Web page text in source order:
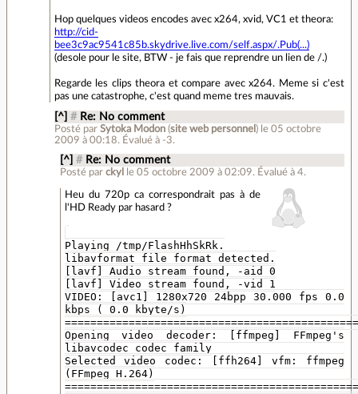
Hop quelques videos encodes avec x264, xvid, VC1 et theora:
http://cid-
bee3c9ac9541c85b.skydrive.live.com/self.aspx/.Pub(...)
(desole pour le site, BTW - je fais que reprendre un lien de /.)
Regarde les clips theora et compare avec x264. Meme si c'est
pas une catastrophe, c'est quand meme tres mauvais.
[^] # Re: No comment
Posté parSytoka Modon (site web personnel ) le 05 octobre
2009 à 00:18. Évalué à -3.
[^] # Re: No comment
Posté par ckyl le 05 octobre 2009 à 02:09. Évalué à 4.
Heu du 720p ca correspondrait pas à de
l'HD Ready par hasard ?
Playing /tmp/FlashHhSkRk.
libavformat file format detected.
[lavf] Audio stream found, -aid 0
[lavf] Video stream found, -vid 1
VIDEO: [avc1] 1280x720 24bpp 30.000 fps 0.0
kbps ( 0.0 kbyte/s)
Opening video decoder: [ffmpeg] FFmpeg's
libavcodec codec family
Selected video codec: [ffh264] vfm: ffmpeg
(FFmpeg H.264)